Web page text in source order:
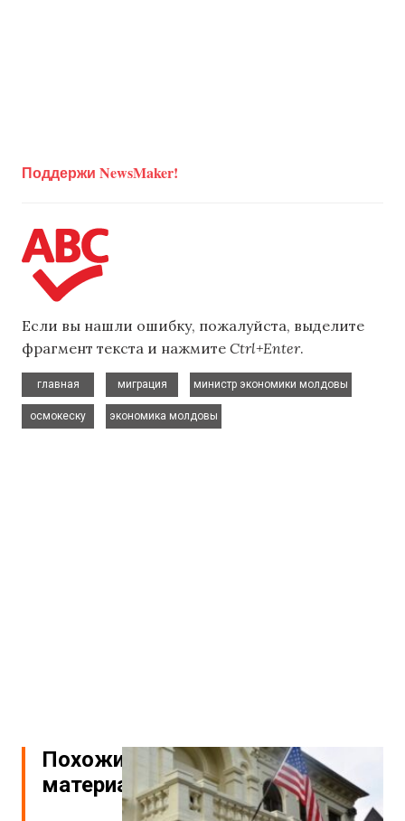
Поддержи NewsMaker!
Если вы нашли ошибку, пожалуйста, выделите
фрагмент текста и нажмите Ctrl+Enter.
главная
миграция
министр экономики молдовы
осмокеску
экономика молдовы
Похожие
материалы